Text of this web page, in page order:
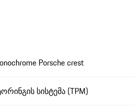
Porsche crest
სისტემა (TPM)